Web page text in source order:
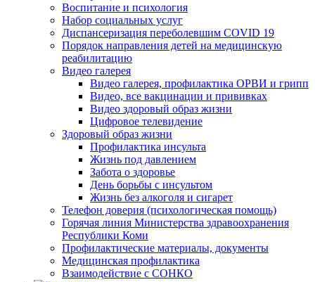
Воспитание и психология
Набор социальных услуг
Диспансеризация переболевшим COVID 19
Порядок направления детей на медицинскую
реабилитацию
Видео галерея
Видео галерея, профилактика ОРВИ и грипп
Видео, все вакцинации и прививках
Видео здоровый образ жизни
Цифровое телевидение
Здоровый образ жизни
Профилактика инсульта
Жизнь под давлением
Забота о здоровье
День борьбы с инсультом
Жизнь без алкоголя и сигарет
Телефон доверия (психологическая помощь)
Горячая линия Министерства здравоохранения
Республики Коми
Профилактические материалы, документы
Медицинская профилактика
Взаимодействие с СОНКО